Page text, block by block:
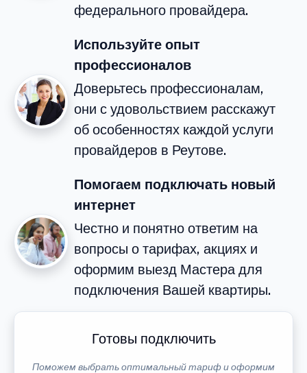
федерального провайдера.
Используйте опыт
профессионалов
Доверьтесь профессионалам,
они с удовольствием расскажут
об особенностях каждой услуги
провайдеров в Реутове.
Помогаем подключать новый
интернет
Честно и понятно ответим на
вопросы о тарифах, акциях и
оформим выезд Мастера для
подключения Вашей квартиры.
Готовы подключить
Поможем выбрать оптимальный тариф и оформим